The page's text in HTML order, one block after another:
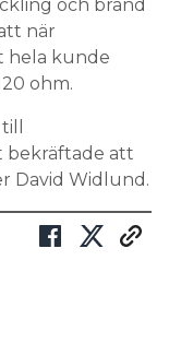
och brand
när
hela kunde
ohm.
bekräftade att
David Widlund.